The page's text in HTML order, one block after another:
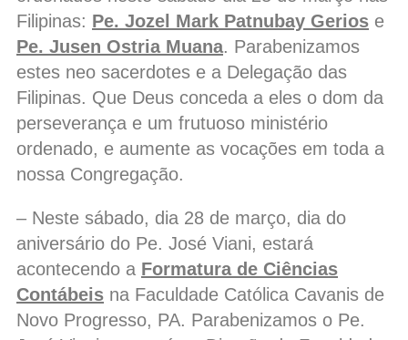
Filipinas: Pe. Jozel Mark Patnubay Gerios e
Pe. Jusen Ostria Muana. Parabenizamos
estes neo sacerdotes e a Delegação das
Filipinas. Que Deus conceda a eles o dom da
perseverança e um frutuoso ministério
ordenado, e aumente as vocações em toda a
nossa Congregação.
– Neste sábado, dia 28 de março, dia do
aniversário do Pe. José Viani, estará
acontecendo a Formatura de Ciências
Contábeis na Faculdade Católica Cavanis de
Novo Progresso, PA. Parabenizamos o Pe.